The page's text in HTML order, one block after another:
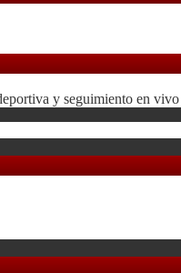
y seguimiento en